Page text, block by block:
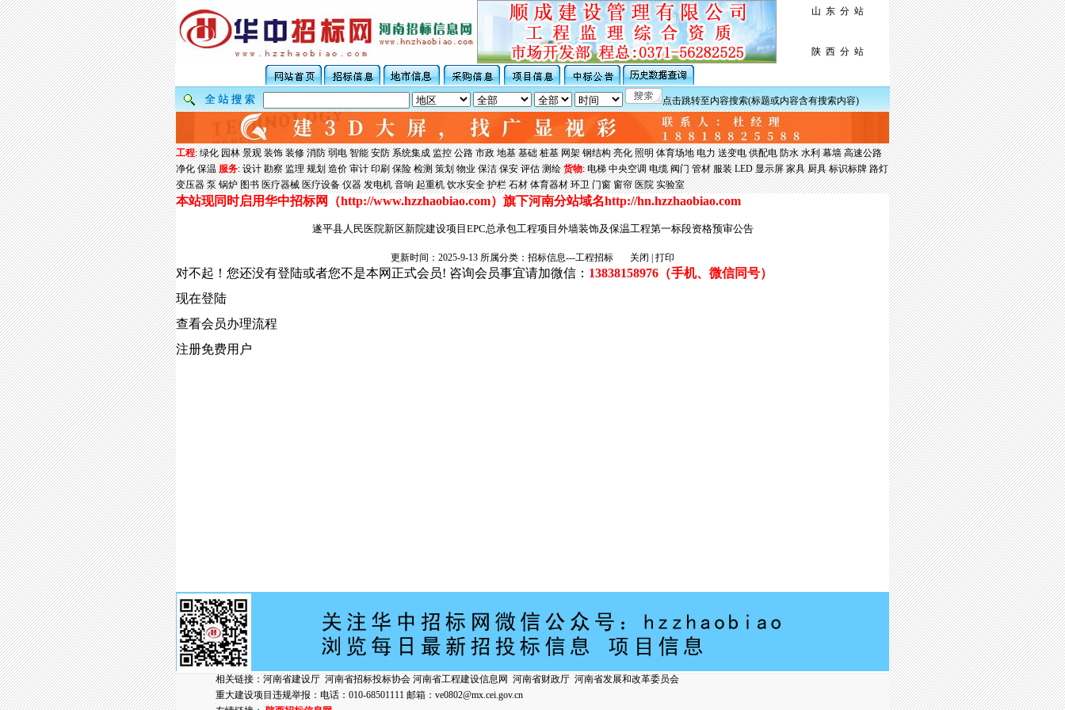
山 东 分 站
陕 西 分 站
点击跳转至内容搜索(标题或内容含有搜索内容)
工程:绿化 园林 景观 装饰 装修 消防 弱电 智能 安防 系统集成 监控 公路 市政 地基 基础 桩基 网架 钢结构 亮化 照明 体育场地 电力 送变电 供配电 防水 水利 幕墙 高速公路
净化 保温 服务:设计 勘察 监理 规划 造价 审计 印刷 保险 检测 策划 物业 保洁 保安 评估 测绘 货物:电梯 中央空调 电缆 阀门 管材 服装 LED 显示屏 家具 厨具 标识标牌 路灯
变压器 泵 锅炉 图书 医疗器械 医疗设备 仪器 发电机 音响 起重机 饮水安全 护栏 石材 体育器材 环卫 门窗 窗帘 医院 实验室
本站现同时启用华中招标网（http://www.hzzhaobiao.com）旗下河南分站域名http://hn.hzzhaobiao.com
遂平县人民医院新区新院建设项目EPC总承包工程项目外墙装饰及保温工程第一标段资格预审公告
更新时间：2025-9-13 所属分类：招标信息---工程招标 关闭 打印
对不起！您还没有登陆或者您不是本网正式会员! 咨询会员事宜请加微信： 13838158976 （手机、微信同号）
现在登陆
查看会员办理流程
注册免费用户
相关链接： 河南省建设厅 河南省招标投标协会 河南省工程建设信息网 河南省财政厅 河南省发展和改革委员会
重大建设项目违规举报：电话：010-68501111 邮箱： ve0802@mx.cei.gov.cn